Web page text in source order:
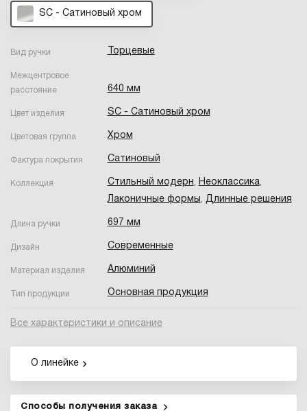
SC - Сатиновый хром
Вид ручки Торцевые
Межцентровое
расстояние
640 мм
Цвет изделия SC - Сатиновый хром
Цветовая группа Хром
Фактура покрытия Сатиновый
Коллекция Стильный модерн, Неоклассика,
Лаконичные формы, Длинные решения
Длина ручки 697 мм
Дизайн Современные
Материал изделия Алюминий
Тип продукции Основная продукция
Все характеристики и описание
О линейке
Способы получения заказа